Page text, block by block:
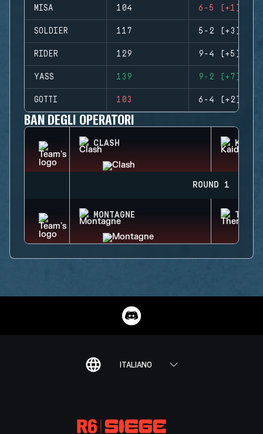
MISA 104 6-5 (+1)
SOLDIER 117 5-2 (+3)
RIDER 129 9-4 (+5)
YASS 139 9-2 (+7)
GOTTI 103 6-4 (+2)
BAN DEGLI OPERATORI
CLASH KAID
ROUND 1
MONTAGNE
ITALIANO